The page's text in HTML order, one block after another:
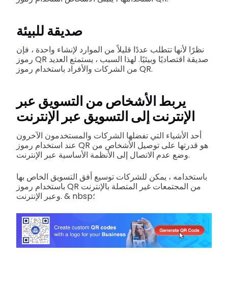
صديقة للبيئة
نظرًا لأنها تتطلب عددًا قليلاً من الموارد لإنشاء واحدة ، فإن
رموز QR صديقة اقتصاديًا وبيئيًا. لهذا السبب ، يستمتع العديد
من الشركات والأفراد باستخدام رموز QR.
يربط الأشخاص من التسويق عبر
الإنترنت إلى التسويق عبر الإنترنت
أحد الأشياء التي تفضلها الشركات والمستخدمون الآخرون
عند استخدام رموز QR هو قدرتها على توصيل الأشخاص من
وضع عدم الاتصال إلى الأنظمة الأساسية عبر الإنترنت.
باستخدامه ، يمكن للشركات توسيع أفق التسويق الخاص بها
باستخدام رموز QR من المجتمعات غير المتصلة بالإنترنت
وعبر الإنترنت. & nbsp؛